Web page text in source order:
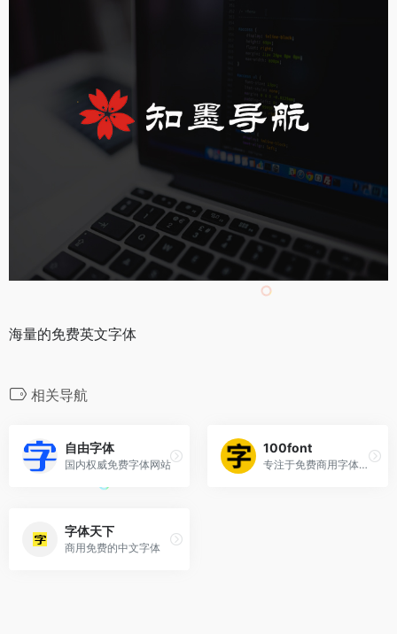
海量的免费英文字体
相关导航
自由字体
国内权威免费字体网站
100font
专注于免费商用字体收集整理与分享服务
字体天下
商用免费的中文字体